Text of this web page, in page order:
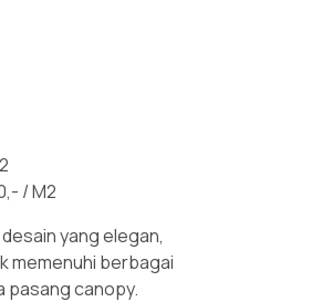
/ M2
yang elegan,
memenuhi berbagai
pasang canopy.